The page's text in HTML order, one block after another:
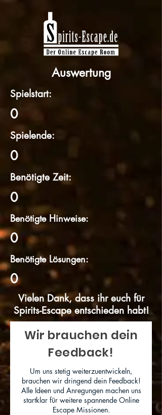
Auswertung
Spielstart:
0
Spielende:
0
Benötigte Zeit:
0
Benötigte Hinweise:
0
Benötigte Lösungen:
0
Vielen Dank, dass ihr euch für
Spirits-Escape entschieden habt!
Wir brauchen dein
Feedback!
Um uns stetig weiterzuentwickeln,
brauchen wir dringend dein Feedback!
Alle Ideen und Anregungen machen uns
startklar für weitere spannende Online
Escape Missionen.